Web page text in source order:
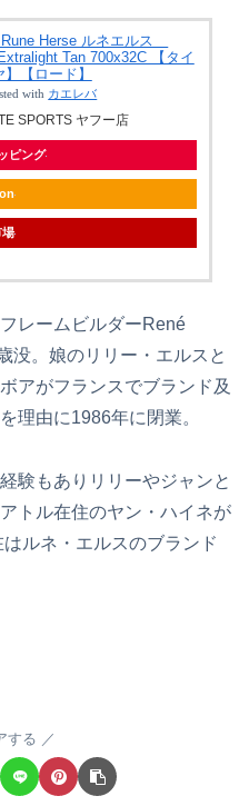
Rune Herse ルネエルス
Tan 700x32C 【タイ
】【ロード】
with カエレバ
SPORTS ヤフー店
ピング
場
レームビルダーRené
没。娘のリリー・エルスと
アがフランスでブランド及
理由に1986年に閉業。
験もありリリーやジャンと
トル在住のヤン・ハイネが
ルネ・エルスのブランド
する